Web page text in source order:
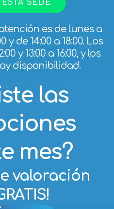
es de lunes a
y de 14:00 a 18:00. Los
y 13:00 a 16:00, y los
disponibilidad.
las
mes?
valoración